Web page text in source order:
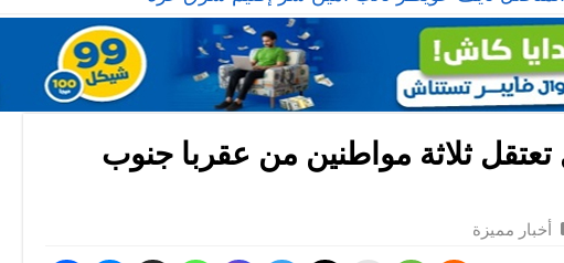
تعتقل ثلاثة مواطنين من عقربا جنوب
أخبار مميزة